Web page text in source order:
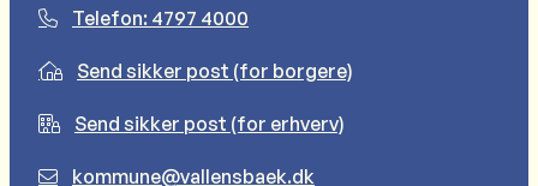
Telefon: 4797 4000
Send sikker post (for borgere)
Send sikker post (for erhverv)
kommune@vallensbaek.dk